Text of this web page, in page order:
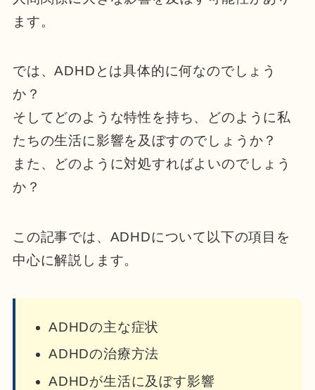
ます。
では、ADHDとは具体的に何なのでしょう
か？
そしてどのような特性を持ち、どのように私
たちの生活に影響を及ぼすのでしょうか？
また、どのように対処すればよいのでしょう
か？
この記事では、ADHDについて以下の項目を
中心に解説します。
ADHDの主な症状
ADHDの治療方法
ADHDが生活に及ぼす影響